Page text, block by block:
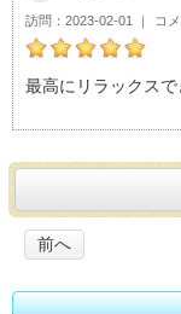
つばちゃんのJAXA
最高にリラックスで
訪問 2023-02-01 コ
前へ